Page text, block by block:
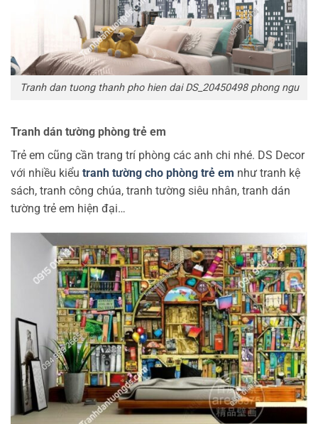
Tranh dan tuong thanh pho hien dai DS_20450498 phong ngu
Tranh dán tường phòng trẻ em
Trẻ em cũng cần trang trí phòng các anh chi nhé. DS Decor
với nhiều kiểu tranh tường cho phòng trẻ em như tranh kệ
sách, tranh công chúa, tranh tường siêu nhân, tranh dán
tường trẻ em hiện đại…